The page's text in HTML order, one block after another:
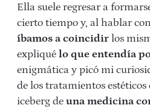
Ella suele regresar a
cierto tiempo y, al hablar
íbamos a coincidir los
expliqué lo que entendía
enigmática y picó mi
de los tratamientos
iceberg de una medicina